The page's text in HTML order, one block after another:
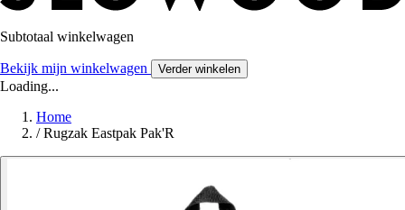
Subtotaal winkelwagen
Bekijk mijn winkelwagen Verder winkelen
Loading...
Home
/ Rugzak Eastpak Pak'R